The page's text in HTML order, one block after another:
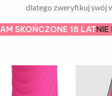
dlatego zweryfikuj swój
SKOŃCZONE 18 LATNIE